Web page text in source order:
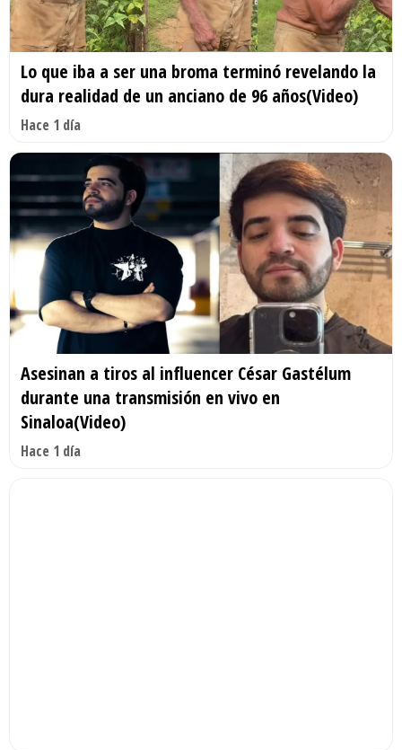
Lo que iba a ser una broma terminó revelando la
dura realidad de un anciano de 96 años(Video)
Hace 1 día
Asesinan a tiros al influencer César Gastélum
durante una transmisión en vivo en
Sinaloa(Video)
Hace 1 día